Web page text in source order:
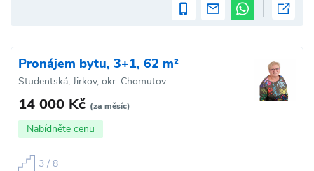
Pronájem bytu, 3+1, 62 m²
Studentská, Jirkov, okr. Chomutov
14 000 Kč (za měsíc)
Nabídněte cenu
3 / 8